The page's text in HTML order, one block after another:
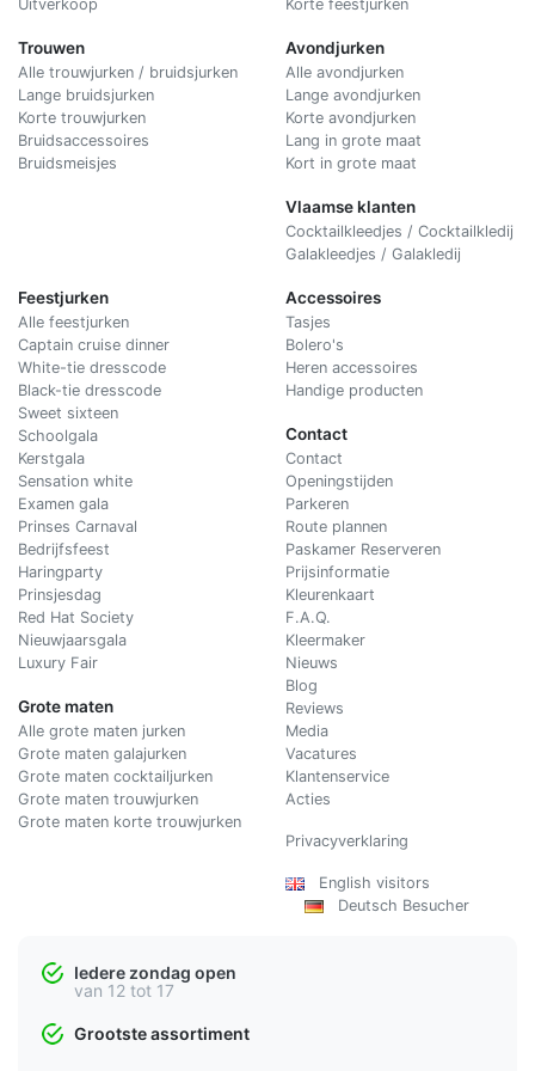
Uitverkoop
Trouwen
Alle trouwjurken / bruidsjurken
Lange bruidsjurken
Korte trouwjurken
Bruidsaccessoires
Bruidsmeisjes
Korte feestjurken
Avondjurken
Alle avondjurken
Lange avondjurken
Korte avondjurken
Lang in grote maat
Kort in grote maat
Vlaamse klanten
Cocktailkleedjes / Cocktailkledij
Galakleedjes / Galakledij
Feestjurken
Alle feestjurken
Captain cruise dinner
White-tie dresscode
Black-tie dresscode
Sweet sixteen
Schoolgala
Kerstgala
Sensation white
Examen gala
Prinses Carnaval
Bedrijfsfeest
Haringparty
Prinsjesdag
Red Hat Society
Nieuwjaarsgala
Luxury Fair
Grote maten
Alle grote maten jurken
Grote maten galajurken
Grote maten cocktailjurken
Grote maten trouwjurken
Grote maten korte trouwjurken
Accessoires
Tasjes
Bolero's
Heren accessoires
Handige producten
Contact
Contact
Openingstijden
Parkeren
Route plannen
Paskamer Reserveren
Prijsinformatie
Kleurenkaart
F.A.Q.
Kleermaker
Nieuws
Blog
Reviews
Media
Vacatures
Klantenservice
Acties
Privacyverklaring
English visitors
Deutsch Besucher
Iedere zondag open
van 12 tot 17
Grootste assortiment